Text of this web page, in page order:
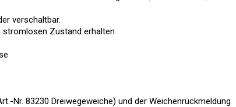
verschaltbar.
stromlosen Zustand erhalten
Nr. 83230 Dreiwegeweiche) und der Weichenrückmeldung